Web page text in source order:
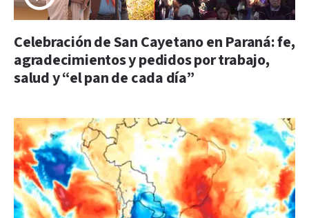
Celebración de San Cayetano en Paraná: fe,
agradecimientos y pedidos por trabajo,
salud y “el pan de cada día”